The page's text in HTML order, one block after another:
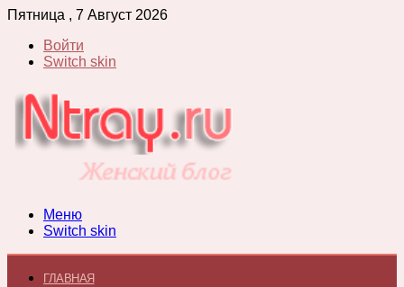
Пятница , 7 Август 2026
Войти
Switch skin
Меню
Switch skin
ГЛАВНАЯ